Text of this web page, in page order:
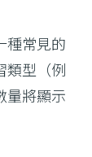
種常見的
類型（例
量將顯示